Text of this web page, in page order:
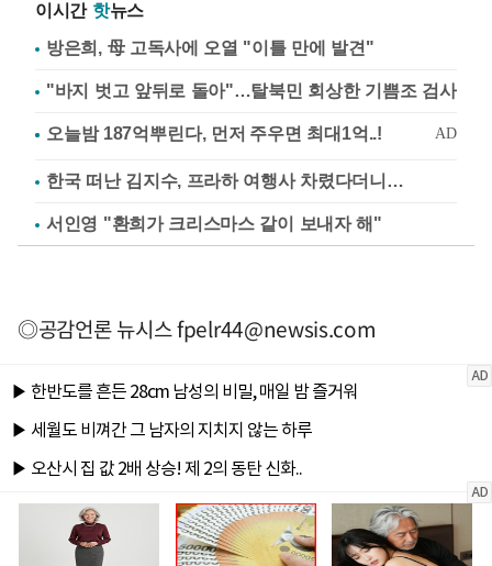
이시간 핫뉴스
방은희, 母 고독사에 오열 "이틀 만에 발견"
"바지 벗고 앞뒤로 돌아"…탈북민 회상한 기쁨조 검사
한국 떠난 김지수, 프라하 여행사 차렸다더니…
서인영 "환희가 크리스마스 같이 보내자 해"
◎공감언론 뉴시스fpelr44@newsis.com